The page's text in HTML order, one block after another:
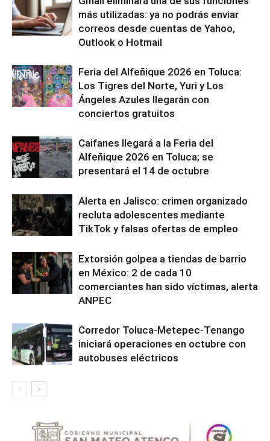
más utilizadas: ya no podrás enviar
correos desde cuentas de Yahoo,
Outlook o Hotmail
Feria del Alfeñique 2026 en Toluca:
Los Tigres del Norte, Yuri y Los
Ángeles Azules llegarán con
conciertos gratuitos
Caifanes llegará a la Feria del
Alfeñique 2026 en Toluca; se
presentará el 14 de octubre
Alerta en Jalisco: crimen organizado
recluta adolescentes mediante
TikTok y falsas ofertas de empleo
Extorsión golpea a tiendas de barrio
en México: 2 de cada 10
comerciantes han sido víctimas, alerta
ANPEC
Corredor Toluca-Metepec-Tenango
iniciará operaciones en octubre con
autobuses eléctricos